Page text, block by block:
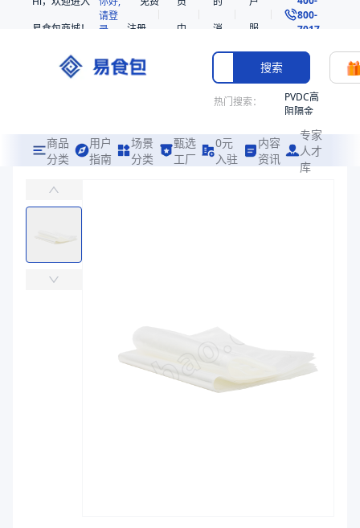
易食包商城！
请登
录
注册
中
消
息
服
务
800-
7017
搜索
热门搜索：
PVDC高
阻隔金
共挤热
收缩袋
拉伸膜
商品
分类
用户
指南
场景
分类
甄选
工厂
0元
入驻
内容
资讯
专家
人才
库
PE/PVDC高阻隔金枪鱼柳共挤热收缩袋HC93（禁用）
易食包（EPAK）专注于PE/PVDC高阻隔金枪鱼柳共挤热收缩袋HC93
商品分类
250、390、255
750、650
透明、透明蓝